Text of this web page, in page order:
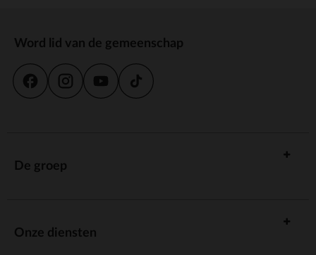
Word lid van de gemeenschap
De groep
Onze diensten